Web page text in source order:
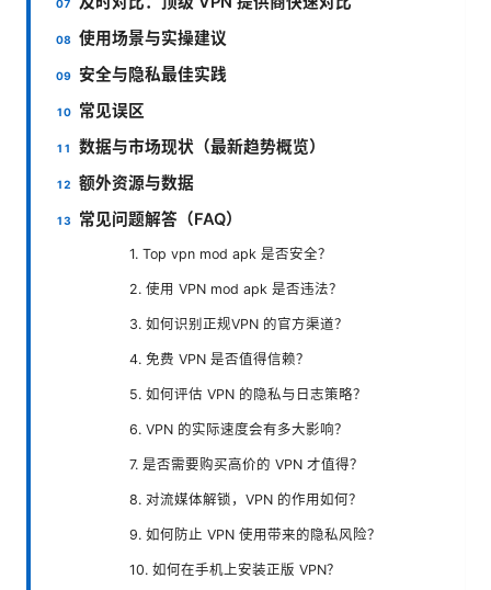
使用场景与实操建议
安全与隐私最佳实践
常见误区
数据与市场现状（最新趋势概览）
额外资源与数据
常见问题解答（FAQ）
1. Top vpn mod apk 是否安全？
2. 使用 VPN mod apk 是否违法？
3. 如何识别正规VPN 的官方渠道？
4. 免费 VPN 是否值得信赖？
5. 如何评估 VPN 的隐私与日志策略？
6. VPN 的实际速度会有多大影响？
7. 是否需要购买高价的 VPN 才值得？
8. 对流媒体解锁，VPN 的作用如何？
9. 如何防止 VPN 使用带来的隐私风险？
10. 如何在手机上安装正版 VPN？